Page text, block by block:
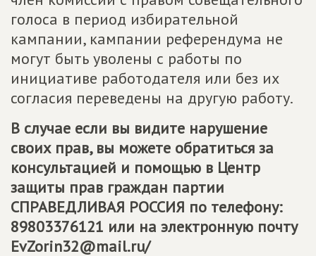
голоса в период избирательной
кампании, кампании референдума не
могут быть уволены с работы по
инициативе работодателя или без их
согласия переведены на другую работу.
В случае если вы видите нарушение
своих прав, вы можете обратиться за
консультацией и помощью в Центр
защиты прав граждан партии
СПРАВЕДЛИВАЯ РОССИЯ по телефону:
89803376121 или на электронную почту
EvZorin32@mail.ru/